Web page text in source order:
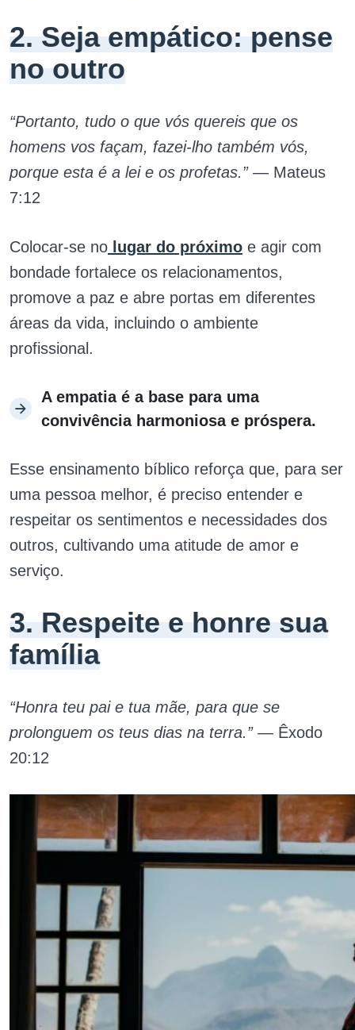
2. Seja empático: pense
no outro
“Portanto, tudo o que vós quereis que os
homens vos façam, fazei-lho também vós,
porque esta é a lei e os profetas.” — Mateus
7:12
Colocar-se no lugar do próximo e agir com
bondade fortalece os relacionamentos,
promove a paz e abre portas em diferentes
áreas da vida, incluindo o ambiente
profissional.
A empatia é a base para uma
convivência harmoniosa e próspera.
Esse ensinamento bíblico reforça que, para ser
uma pessoa melhor, é preciso entender e
respeitar os sentimentos e necessidades dos
outros, cultivando uma atitude de amor e
serviço.
3. Respeite e honre sua
família
“Honra teu pai e tua mãe, para que se
prolonguem os teus dias na terra.” — Êxodo
20:12